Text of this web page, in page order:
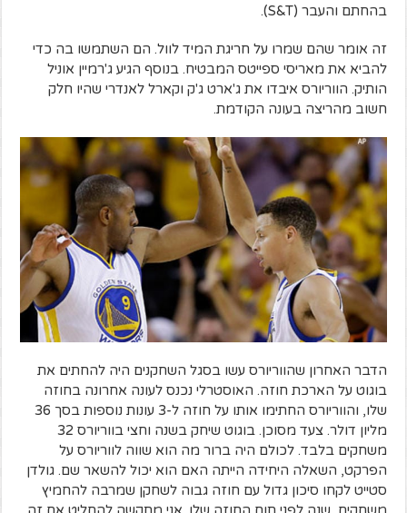
בהחתם והעבר (S&T).
זה אומר שהם שמרו על חריגת המיד לוול. הם השתמשו בה כדי
להביא את מאריסי ספייטס המבטיח. בנוסף הגיע ג'רמיין אוניל
הותיק. הווריורס איבדו את ג'ארט ג'ק וקארל לאנדרי שהיו חלק
חשוב מהריצה בעונה הקודמת.
הדבר האחרון שהווריורס עשו בסגל השחקנים היה להחתים את
בוגוט על הארכת חוזה. האוסטרלי נכנס לעונה אחרונה בחוזה
שלו, והווריורס החתימו אותו על חוזה ל-3 עונות נוספות בסך 36
מליון דולר. צעד מסוכן. בוגוט שיחק בשנה וחצי בווריורס 32
משחקים בלבד. לכולם היה ברור מה הוא שווה לווריורס על
הפרקט, השאלה היחידה הייתה האם הוא יכול להשאר שם. גולדן
סטייט לקחו סיכון גדול עם חוזה גבוה לשחקן שמרבה להחמיץ